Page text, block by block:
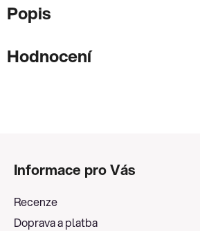
Popis
Hodnocení
Informace pro Vás
Recenze
Doprava a platba